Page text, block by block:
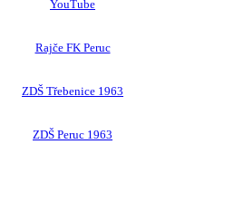
YouTube
Rajče FK Peruc
ZDŠ Třebenice 1963
ZDŠ Peruc 1963